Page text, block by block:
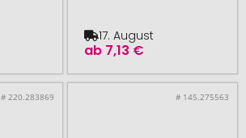
ab 7,13 €
17. August
# 220.283869 # 145.275563